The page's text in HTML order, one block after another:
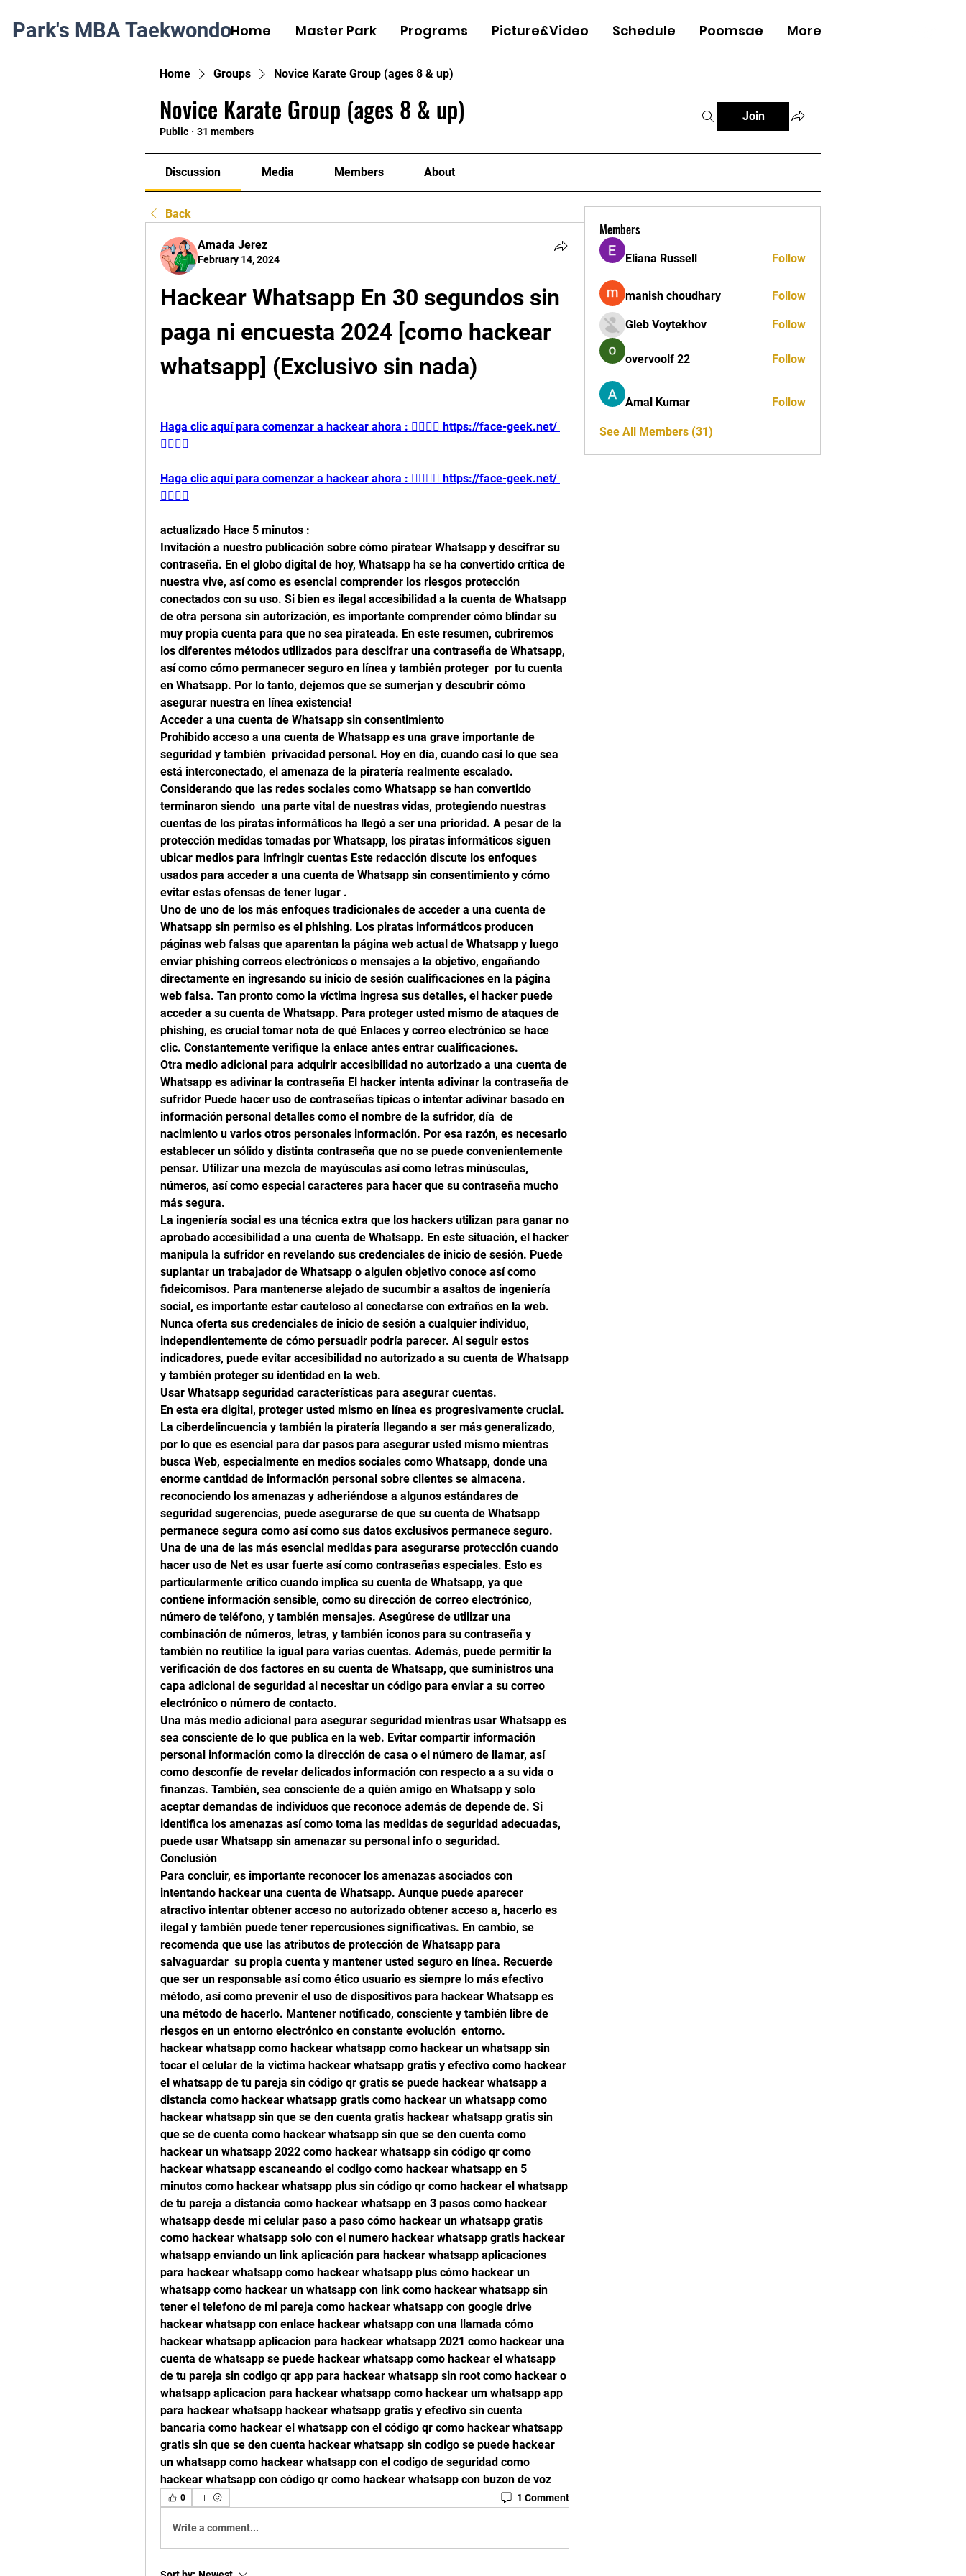
Park's MBA TaekwondoHome Master Park Programs Picture&Video Schedule Poomsae More
Home Groups Novice Karate Group (ages 8 & up)
Novice Karate Group (ages 8 & up)
Public · 31 members
Join
Discussion Media Members About
Back
Amada Jerez
February 14, 2024
Hackear Whatsapp En 30 segundos sin
paga ni encuesta 2024 [como hackear
whatsapp] (Exclusivo sin nada)
Haga clic aquí para comenzar a hackear ahora : 👉🏻👉🏻 https://face-geek.net/
👈🏻👈🏻
Haga clic aquí para comenzar a hackear ahora : 👉🏻👉🏻 https://face-geek.net/
👈🏻👈🏻
actualizado Hace 5 minutos :
Invitación a nuestro publicación sobre cómo piratear Whatsapp y descifrar su
contraseña. En el globo digital de hoy, Whatsapp ha se ha convertido crítica de
nuestra vive, así como es esencial comprender los riesgos protección
conectados con su uso. Si bien es ilegal accesibilidad a la cuenta de Whatsapp
de otra persona sin autorización, es importante comprender cómo blindar su
muy propia cuenta para que no sea pirateada. En este resumen, cubriremos
los diferentes métodos utilizados para descifrar una contraseña de Whatsapp,
así como cómo permanecer seguro en línea y también proteger  por tu cuenta
en Whatsapp. Por lo tanto, dejemos que se sumerjan y descubrir cómo
asegurar nuestra en línea existencia!
Acceder a una cuenta de Whatsapp sin consentimiento
Prohibido acceso a una cuenta de Whatsapp es una grave importante de
seguridad y también  privacidad personal. Hoy en día, cuando casi lo que sea
está interconectado, el amenaza de la piratería realmente escalado.
Considerando que las redes sociales como Whatsapp se han convertido
terminaron siendo  una parte vital de nuestras vidas, protegiendo nuestras
cuentas de los piratas informáticos ha llegó a ser una prioridad. A pesar de la
protección medidas tomadas por Whatsapp, los piratas informáticos siguen
ubicar medios para infringir cuentas Este redacción discute los enfoques
usados para acceder a una cuenta de Whatsapp sin consentimiento y cómo
evitar estas ofensas de tener lugar .
Uno de uno de los más enfoques tradicionales de acceder a una cuenta de
Whatsapp sin permiso es el phishing. Los piratas informáticos producen
páginas web falsas que aparentan la página web actual de Whatsapp y luego
enviar phishing correos electrónicos o mensajes a la objetivo, engañando
directamente en ingresando su inicio de sesión cualificaciones en la página
web falsa. Tan pronto como la víctima ingresa sus detalles, el hacker puede
acceder a su cuenta de Whatsapp. Para proteger usted mismo de ataques de
phishing, es crucial tomar nota de qué Enlaces y correo electrónico se hace
clic. Constantemente verifique la enlace antes entrar cualificaciones.
Otra medio adicional para adquirir accesibilidad no autorizado a una cuenta de
Whatsapp es adivinar la contraseña El hacker intenta adivinar la contraseña de
sufridor Puede hacer uso de contraseñas típicas o intentar adivinar basado en
información personal detalles como el nombre de la sufridor, día  de
nacimiento u varios otros personales información. Por esa razón, es necesario
establecer un sólido y distinta contraseña que no se puede convenientemente
pensar. Utilizar una mezcla de mayúsculas así como letras minúsculas,
números, así como especial caracteres para hacer que su contraseña mucho
más segura.
La ingeniería social es una técnica extra que los hackers utilizan para ganar no
aprobado accesibilidad a una cuenta de Whatsapp. En este situación, el hacker
manipula la sufridor en revelando sus credenciales de inicio de sesión. Puede
suplantar un trabajador de Whatsapp o alguien objetivo conoce así como
fideicomisos. Para mantenerse alejado de sucumbir a asaltos de ingeniería
social, es importante estar cauteloso al conectarse con extraños en la web.
Nunca oferta sus credenciales de inicio de sesión a cualquier individuo,
independientemente de cómo persuadir podría parecer. Al seguir estos
indicadores, puede evitar accesibilidad no autorizado a su cuenta de Whatsapp
y también proteger su identidad en la web.
Usar Whatsapp seguridad características para asegurar cuentas.
En esta era digital, proteger usted mismo en línea es progresivamente crucial.
La ciberdelincuencia y también la piratería llegando a ser más generalizado,
por lo que es esencial para dar pasos para asegurar usted mismo mientras
busca Web, especialmente en medios sociales como Whatsapp, donde una
enorme cantidad de información personal sobre clientes se almacena.
reconociendo los amenazas y adheriéndose a algunos estándares de
seguridad sugerencias, puede asegurarse de que su cuenta de Whatsapp
permanece segura como así como sus datos exclusivos permanece seguro.
Una de una de las más esencial medidas para asegurarse protección cuando
hacer uso de Net es usar fuerte así como contraseñas especiales. Esto es
particularmente crítico cuando implica su cuenta de Whatsapp, ya que
contiene información sensible, como su dirección de correo electrónico,
número de teléfono, y también mensajes. Asegúrese de utilizar una
combinación de números, letras, y también iconos para su contraseña y
también no reutilice la igual para varias cuentas. Además, puede permitir la
verificación de dos factores en su cuenta de Whatsapp, que suministros una
capa adicional de seguridad al necesitar un código para enviar a su correo
electrónico o número de contacto.
Una más medio adicional para asegurar seguridad mientras usar Whatsapp es
sea consciente de lo que publica en la web. Evitar compartir información
personal información como la dirección de casa o el número de llamar, así
como desconfíe de revelar delicados información con respecto a a su vida o
finanzas. También, sea consciente de a quién amigo en Whatsapp y solo
aceptar demandas de individuos que reconoce además de depende de. Si
identifica los amenazas así como toma las medidas de seguridad adecuadas,
puede usar Whatsapp sin amenazar su personal info o seguridad.
Conclusión
Para concluir, es importante reconocer los amenazas asociados con
intentando hackear una cuenta de Whatsapp. Aunque puede aparecer
atractivo intentar obtener acceso no autorizado obtener acceso a, hacerlo es
ilegal y también puede tener repercusiones significativas. En cambio, se
recomenda que use las atributos de protección de Whatsapp para
salvaguardar  su propia cuenta y mantener usted seguro en línea. Recuerde
que ser un responsable así como ético usuario es siempre lo más efectivo
método, así como prevenir el uso de dispositivos para hackear Whatsapp es
una método de hacerlo. Mantener notificado, consciente y también libre de
riesgos en un entorno electrónico en constante evolución  entorno.
hackear whatsapp como hackear whatsapp como hackear un whatsapp sin
tocar el celular de la victima hackear whatsapp gratis y efectivo como hackear
el whatsapp de tu pareja sin código qr gratis se puede hackear whatsapp a
distancia como hackear whatsapp gratis como hackear un whatsapp como
hackear whatsapp sin que se den cuenta gratis hackear whatsapp gratis sin
que se de cuenta como hackear whatsapp sin que se den cuenta como
hackear un whatsapp 2022 como hackear whatsapp sin código qr como
hackear whatsapp escaneando el codigo como hackear whatsapp en 5
minutos como hackear whatsapp plus sin código qr como hackear el whatsapp
de tu pareja a distancia como hackear whatsapp en 3 pasos como hackear
whatsapp desde mi celular paso a paso cómo hackear un whatsapp gratis
como hackear whatsapp solo con el numero hackear whatsapp gratis hackear
whatsapp enviando un link aplicación para hackear whatsapp aplicaciones
para hackear whatsapp como hackear whatsapp plus cómo hackear un
whatsapp como hackear un whatsapp con link como hackear whatsapp sin
tener el telefono de mi pareja como hackear whatsapp con google drive
hackear whatsapp con enlace hackear whatsapp con una llamada cómo
hackear whatsapp aplicacion para hackear whatsapp 2021 como hackear una
cuenta de whatsapp se puede hackear whatsapp como hackear el whatsapp
de tu pareja sin codigo qr app para hackear whatsapp sin root como hackear o
whatsapp aplicacion para hackear whatsapp como hackear um whatsapp app
para hackear whatsapp hackear whatsapp gratis y efectivo sin cuenta
bancaria como hackear el whatsapp con el código qr como hackear whatsapp
gratis sin que se den cuenta hackear whatsapp sin codigo se puede hackear
un whatsapp como hackear whatsapp con el codigo de seguridad como
hackear whatsapp con código qr como hackear whatsapp con buzon de voz
0 1 Comment
Write a comment...
Members
Eliana Russell Follow
manish choudhary Follow
Gleb Voytekhov Follow
overvoolf 22 Follow
Amal Kumar Follow
See All Members (31)